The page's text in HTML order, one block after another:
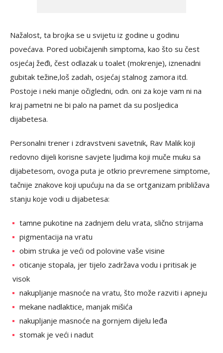
Nažalost, ta brojka se u svijetu iz godine u godinu
povećava. Pored uobičajenih simptoma, kao što su čest
osjećaj žeđi, čest odlazak u toalet (mokrenje), iznenadni
gubitak težine,loš zadah, osjećaj stalnog zamora itd.
Postoje i neki manje očigledni, odn. oni za koje vam ni na
kraj pametni ne bi palo na pamet da su posljedica
dijabetesa.
Personalni trener i zdravstveni savetnik, Rav Malik koji
redovno dijeli korisne savjete ljudima koji muče muku sa
dijabetesom, ovoga puta je otkrio prevremene simptome,
tačnije znakove koji upućuju na da se ortganizam približava
stanju koje vodi u dijabetesa:
tamne pukotine na zadnjem delu vrata, slično strijama
pigmentacija na vratu
obim struka je veći od polovine vaše visine
oticanje stopala, jer tijelo zadržava vodu i pritisak je
visok
nakupljanje masnoće na vratu, što može razviti i apneju
mekane nadlaktice, manjak mišića
nakupljanje masnoće na gornjem dijelu leđa
stomak je veći i nadut